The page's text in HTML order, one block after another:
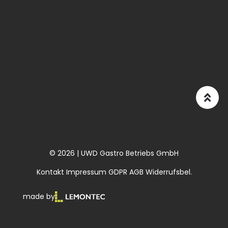
© 2026 | UWD Gastro Betriebs GmbH
Kontakt Impressum GDPR AGB Widerrufsbel.
made by